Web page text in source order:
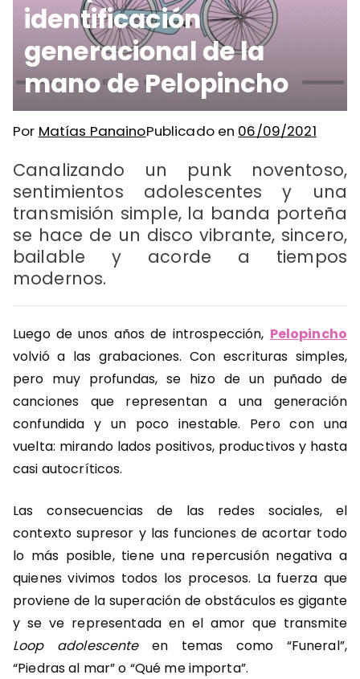
identificación
generacional de la
mano de Pelopincho
Por Matías PanainoPublicado en 06/09/2021
Canalizando un punk noventoso,
sentimientos adolescentes y una
transmisión simple, la banda porteña
se hace de un disco vibrante, sincero,
bailable y acorde a tiempos
modernos.
Luego de unos años de introspección, Pelopincho
volvió a las grabaciones. Con escrituras simples,
pero muy profundas, se hizo de un puñado de
canciones que representan a una generación
confundida y un poco inestable. Pero con una
vuelta: mirando lados positivos, productivos y hasta
casi autocríticos.
Las consecuencias de las redes sociales, el
contexto supresor y las funciones de acortar todo
lo más posible, tiene una repercusión negativa a
quienes vivimos todos los procesos. La fuerza que
proviene de la superación de obstáculos es gigante
y se ve representada en el amor que transmite
Loop adolescenteen temas como “Funeral”,
“Piedras al mar” o “Qué me importa”.